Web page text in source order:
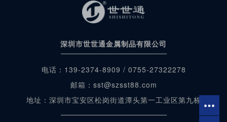
深圳市世世通金属制品有限公司
电话：139-2374-8909 / 0755-27322278
邮箱：sst@szsst88.com
地址：深圳市宝安区松岗街道潭头第一工业区第九栋